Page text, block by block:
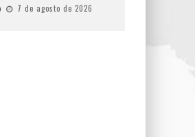
7 de agosto de 2026